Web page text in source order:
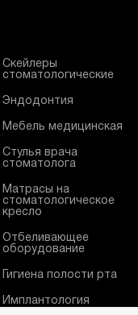
Скейлеры
стоматологические
Эндодонтия
Мебель медицинская
Стулья врача
стоматолога
Матрасы на
стоматологическое
кресло
Отбеливающее
оборудование
Гигиена полости рта
Имплантология